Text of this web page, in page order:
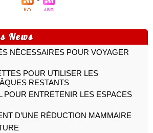
News
NÉCESSAIRES POUR VOYAGER
POUR UTILISER LES
RESTANTS
POUR ENTRETENIR LES ESPACES
D’UNE RÉDUCTION MAMMAIRE